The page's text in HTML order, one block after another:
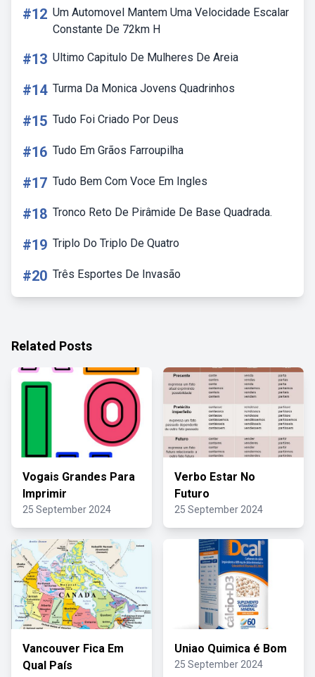
#12 Um Automovel Mantem Uma Velocidade Escalar
Constante De 72km H
#13 Ultimo Capitulo De Mulheres De Areia
#14 Turma Da Monica Jovens Quadrinhos
#15 Tudo Foi Criado Por Deus
#16 Tudo Em Grãos Farroupilha
#17 Tudo Bem Com Voce Em Ingles
#18 Tronco Reto De Pirâmide De Base Quadrada.
#19 Triplo Do Triplo De Quatro
#20 Três Esportes De Invasão
Related Posts
Vogais Grandes Para
Imprimir
25 September 2024
Verbo Estar No
Futuro
25 September 2024
Vancouver Fica Em
Qual País
Uniao Quimica é Bom
25 September 2024